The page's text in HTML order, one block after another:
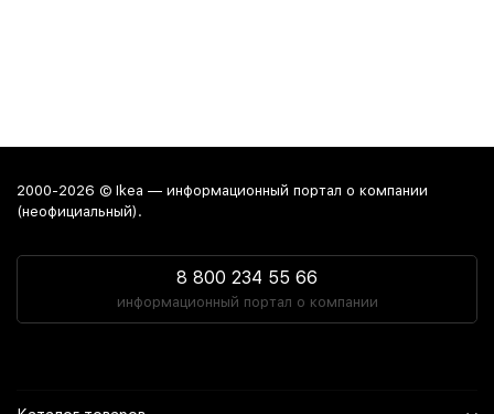
2000-2026 © Ikea — информационный портал о компании
(неофициальный).
8 800 234 55 66
информационный портал о компании